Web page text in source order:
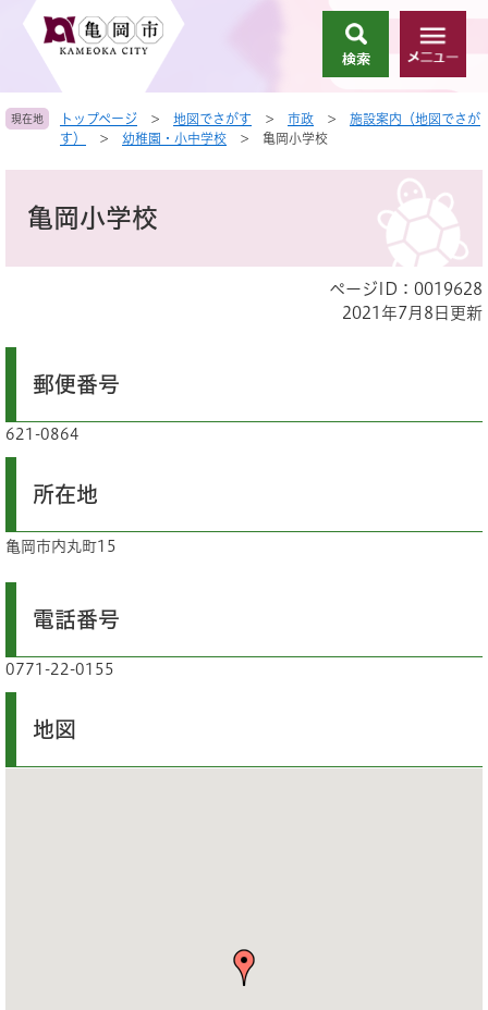
頭
す
飛
し
索
メ
ニ
ー
現在地 トップページ > 地図でさがす > 市政 >
施設案内（地図でさが
す）
> 幼稚園・小中学校 > 亀岡小学校
亀岡小学校
ページID：0019628
2021年7月8日更新
郵便番号
621-0864
所在地
亀岡市内丸町15
電話番号
0771-22-0155
地図